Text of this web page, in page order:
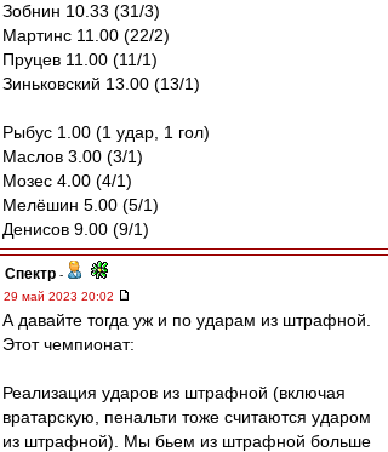
Зобнин 10.33 (31/3)
Мартинс 11.00 (22/2)
Пруцев 11.00 (11/1)
Зиньковский 13.00 (13/1)
Рыбус 1.00 (1 удар, 1 гол)
Маслов 3.00 (3/1)
Мозес 4.00 (4/1)
Мелёшин 5.00 (5/1)
Денисов 9.00 (9/1)
Спектр -
29 май 2023 20:02
А давайте тогда уж и по ударам из штрафной.
Этот чемпионат:
Реализация ударов из штрафной (включая
вратарскую, пенальти тоже считаются ударом
из штрафной). Мы бьем из штрафной больше